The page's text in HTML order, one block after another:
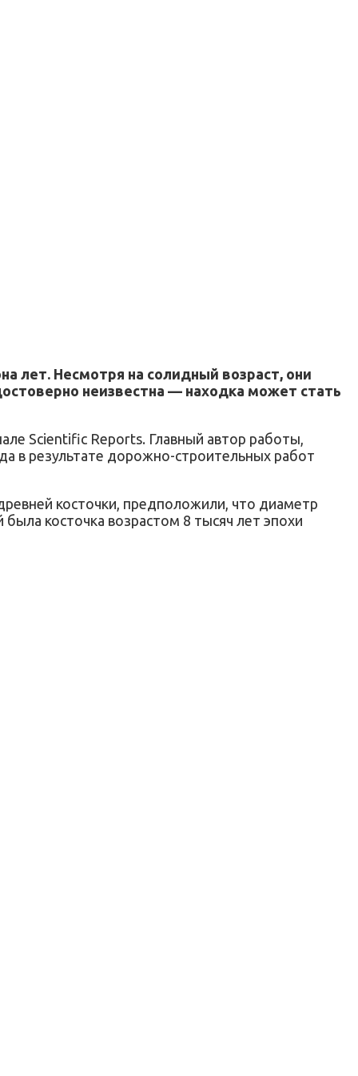
лет. Несмотря на солидный возраст, они
неизвестна — находка может стать
Scientific Reports. Главный автор работы,
в результате дорожно-строительных работ
косточки, предположили, что диаметр
косточка возрастом 8 тысяч лет эпохи